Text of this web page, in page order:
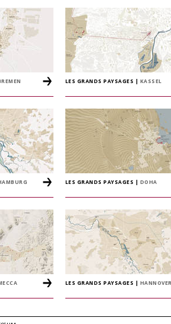
LES GRANDS PAYSAGES KASSEL
LES GRANDS PAYSAGES DOHA
LES GRANDS PAYSAGES